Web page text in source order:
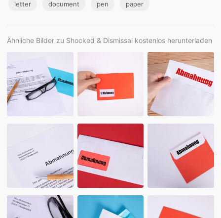
letter document pen paper
Ähnliche Bilder zu Shocked & Dismissal kostenlos herunterladen